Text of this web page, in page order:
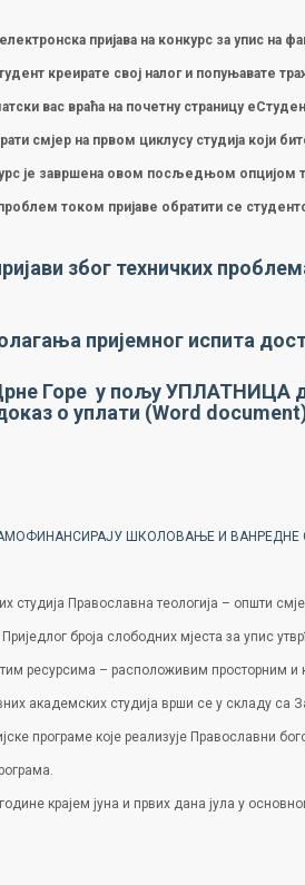
пријава на конкурс за упис на
креирате свој налог и попуњавате
вас враћа на почетну страницу
смјер на првом циклусу студија који
је завршена овом посљедњом
током пријаве обратити се
због техничких
пријемног испита
Горе у пољу УПЛАТНИЦА
о уплати (Word
ШКОЛОВАЊЕ И ВАНРЕДНЕ
студија Православна теологија – општи
броја слободних мјеста за упис
ресурсима – расположивим просторним и
академских студија врши се у складу
програме које реализује Православни
крајем јуна и првих дана јула у